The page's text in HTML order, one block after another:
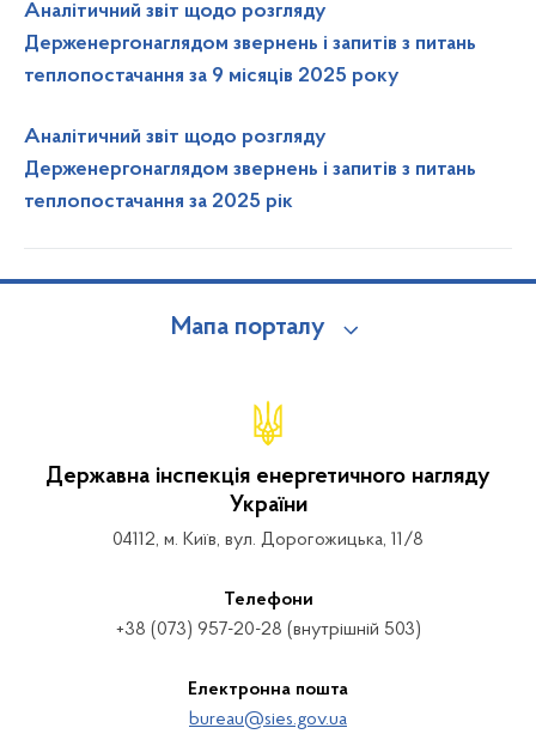
Аналітичний звіт щодо розгляду
Держенергонаглядом звернень і запитів з питань
теплопостачання за 9 місяців 2025 року
Аналітичний звіт щодо розгляду
Держенергонаглядом звернень і запитів з питань
теплопостачання за 2025 рік
Мапа порталу
Державна інспекція енергетичного нагляду
України
04112, м. Київ, вул. Дорогожицька, 11/8
Телефони
+38 (073) 957-20-28 (внутрішній 503)
Електронна пошта
bureau@sies.gov.ua